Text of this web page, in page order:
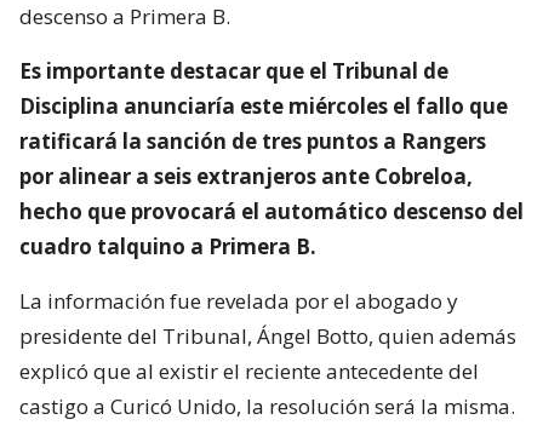
descenso a Primera B.
Es importante destacar que el Tribunal de
Disciplina anunciaría este miércoles el fallo que
ratificará la sanción de tres puntos a Rangers
por alinear a seis extranjeros ante Cobreloa,
hecho que provocará el automático descenso del
cuadro talquino a Primera B.
La información fue revelada por el abogado y
presidente del Tribunal, Ángel Botto, quien además
explicó que al existir el reciente antecedente del
castigo a Curicó Unido, la resolución será la misma.